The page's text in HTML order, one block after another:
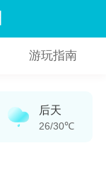
游玩指南
后天
26/30℃